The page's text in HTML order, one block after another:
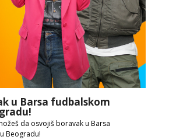
u Barsa fudbalskom
da osvojiš boravak u Barsa
Beogradu!